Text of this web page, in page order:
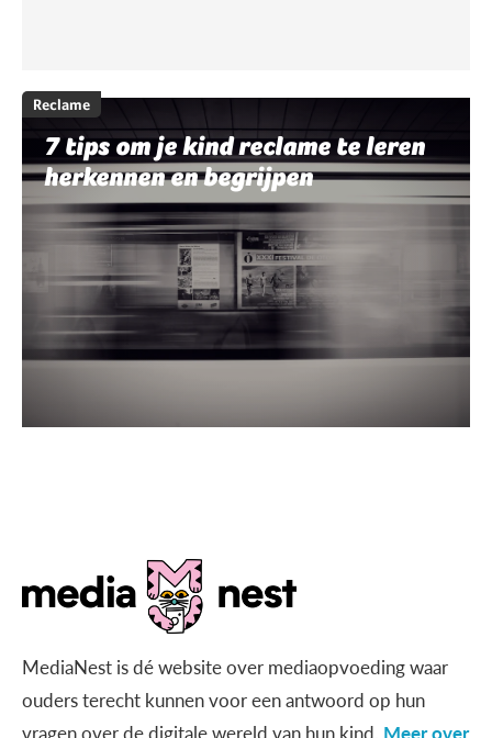
Reclame
7 tips om je kind reclame te leren
herkennen en begrijpen
MediaNest is dé website over mediaopvoeding waar
ouders terecht kunnen voor een antwoord op hun
vragen over de digitale wereld van hun kind. Meer over